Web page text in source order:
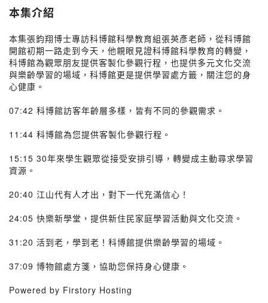
本集介紹
本集張鈞翔博士專訪科博館科學教育組張英彥老師，從科博館
開館初期一路走到今天，他親眼見證科博館科學教育的轉變，
科博館為觀眾朋友提供客製化參觀行程，也提供多元文化交流
與樂齡學習的場域，科博館更是提供學習處方籤，關注您的身
心健康。
07:42 科博館訪客年齡層多樣，皆有不同的參觀需求。
11:44 科博館為您提供客製化參觀行程。
15:15 30年來學生觀眾從接受安排引導，轉變成主動尋求學習
資源。
20:40 江山代有人才出，對下一代充滿信心！
24:05 快樂新學堂，提供新住民家庭學習活動與文化交流。
31:20 活到老，學到老！科博館提供樂齡學習的場域。
37:09 博物館處方箋，協助您保持身心健康。
Powered by Firstory Hosting